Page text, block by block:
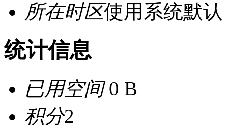
所在时区使用系统默认
统计信息
已用空间0 B
积分2